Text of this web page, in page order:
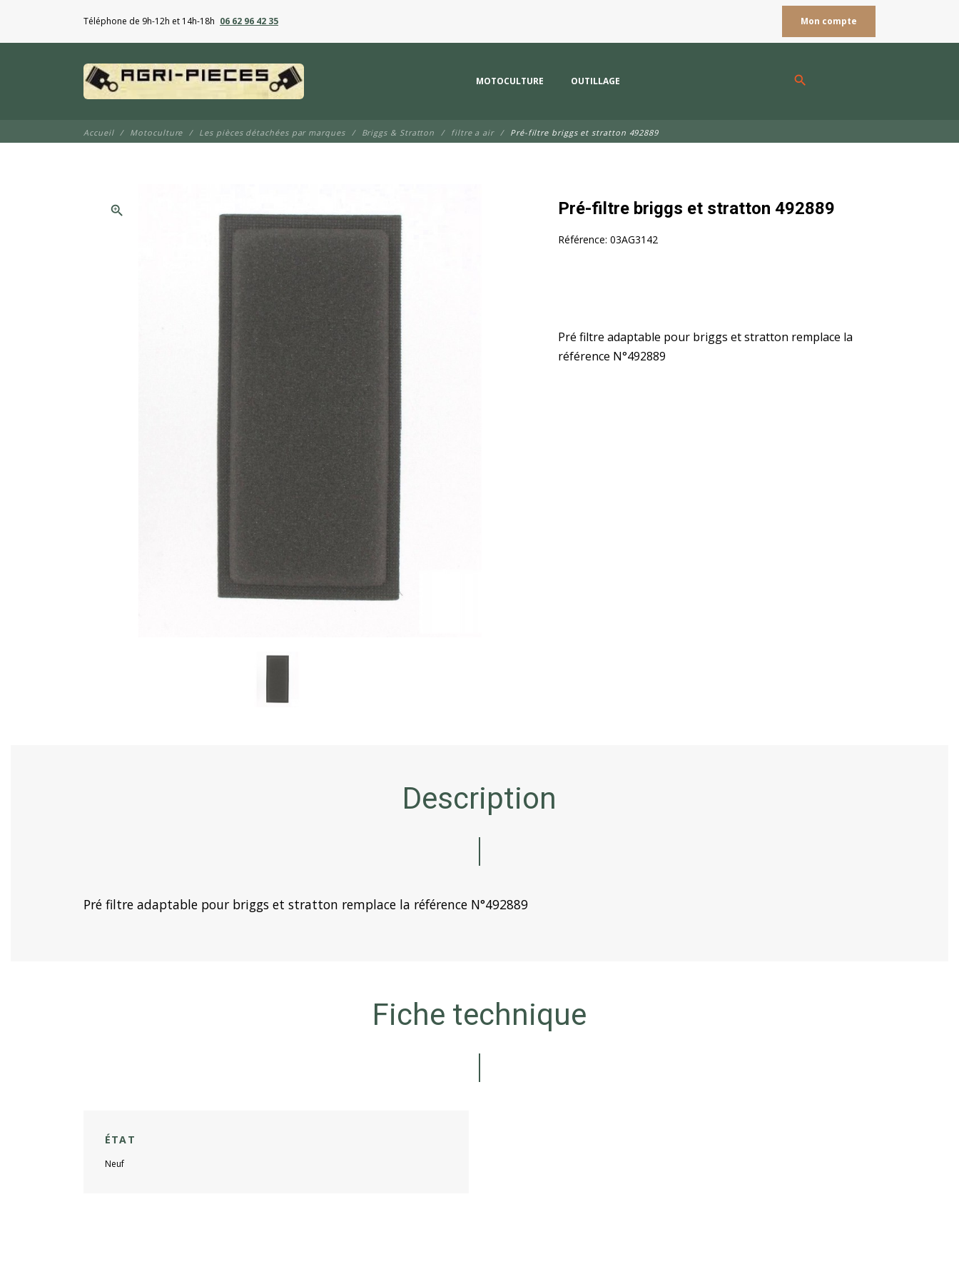
Téléphone de 9h-12h et 14h-18h 06 62 96 42 35 Mon compte
MOTOCULTURE OUTILLAGE search
Accueil Motoculture Les pièces détachées par marques Briggs & Stratton filtre a air Pré-filtre briggs et stratton 492889
zoom_in Pré-filtre briggs et stratton 492889
Référence: 03AG3142
Pré filtre adaptable pour briggs et stratton remplace la
référence N°492889
Description
Pré filtre adaptable pour briggs et stratton remplace la référence N°492889
Fiche technique
ÉTAT
Neuf